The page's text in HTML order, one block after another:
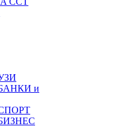
БАНКИ и
СПОРТ